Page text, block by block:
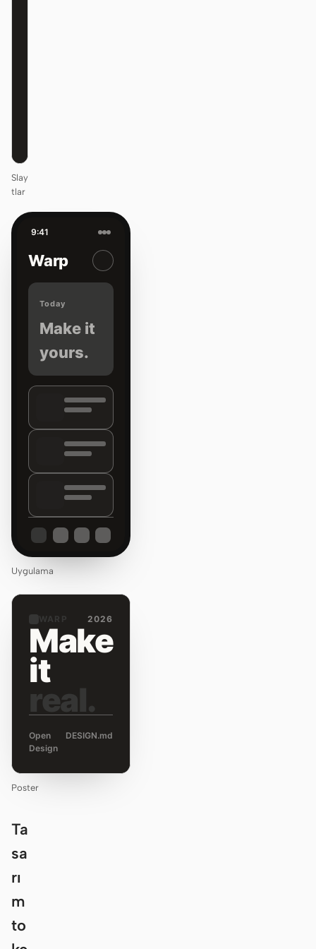
Slay
tlar
9:41
Warp
Today
Make it
yours.
Uygulama
WARP 2026
Make
it
real.
Open
Design
DESIGN.md
Poster
Ta
sa
rı
m
to